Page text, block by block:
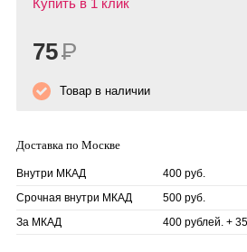
Купить в 1 клик
75Р
Товар в наличии
Доставка по Москве
Внутри МКАД 400 руб.
Срочная внутри МКАД
500 руб.
За МКАД
400 рублей. +